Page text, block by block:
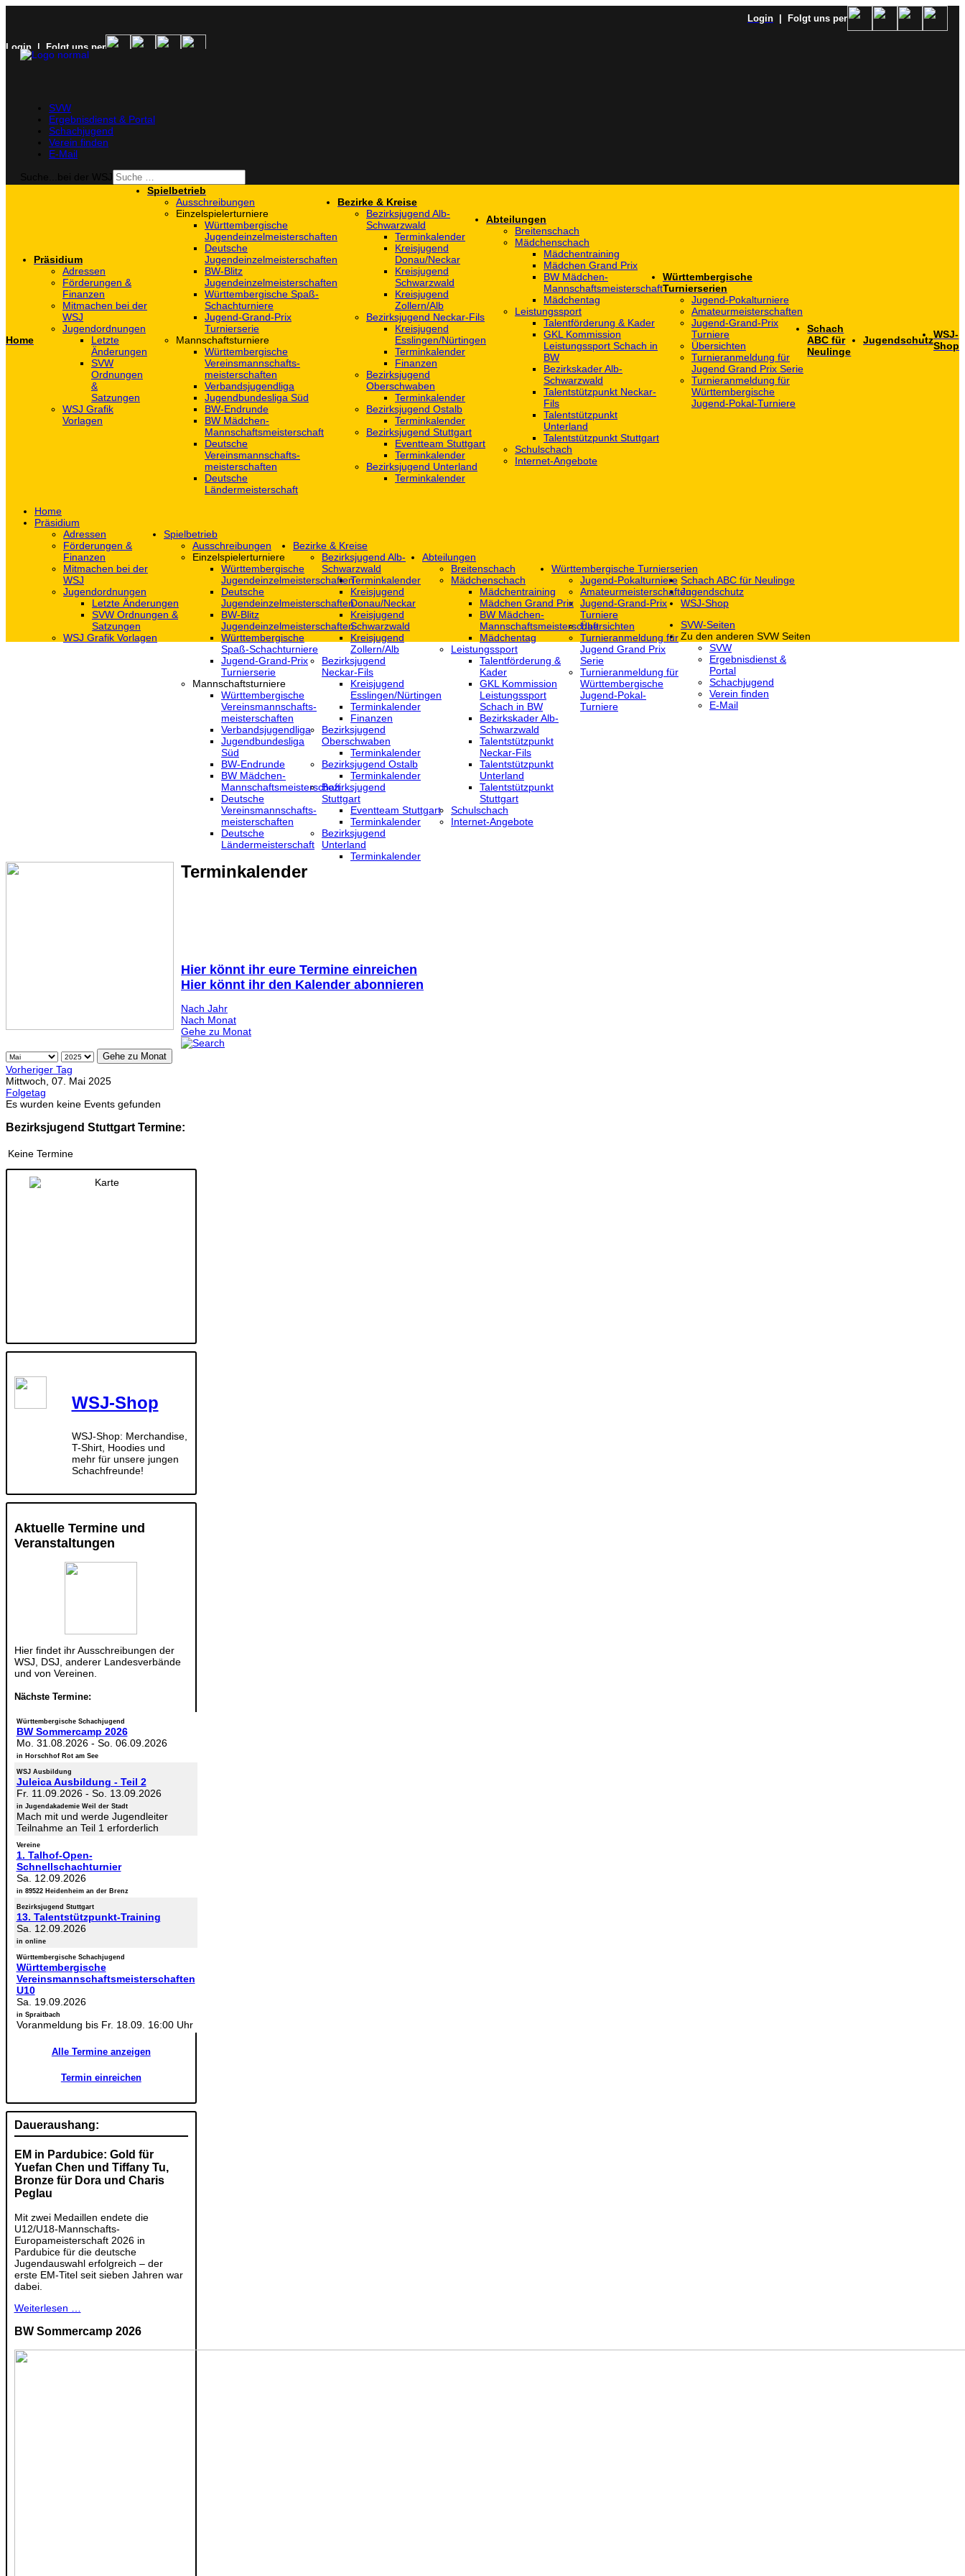
Login | Folgt uns per
Login | Folgt uns per
SVW
Ergebnisdienst & Portal
Schachjugend
Verein finden
E-Mail
Home
Präsidium
Adressen
Förderungen &
Finanzen
Mitmachen bei der
WSJ
Jugendordnungen
Letzte
Änderungen
SVW
Ordnungen
&
Satzungen
WSJ Grafik
Vorlagen
Spielbetrieb
Ausschreibungen
Einzelspielerturniere
Württembergische
Jugendeinzelmeisterschaften
Deutsche
Jugendeinzelmeisterschaften
BW-Blitz
Jugendeinzelmeisterschaften
Württembergische Spaß-
Schachturniere
Jugend-Grand-Prix
Turnierserie
Mannschaftsturniere
Württembergische
Vereinsmannschafts-
meisterschaften
Verbandsjugendliga
Jugendbundesliga Süd
BW-Endrunde
BW Mädchen-
Mannschaftsmeisterschaft
Deutsche
Vereinsmannschafts-
meisterschaften
Deutsche
Ländermeisterschaft
Bezirke & Kreise
Bezirksjugend Alb-
Schwarzwald
Terminkalender
Kreisjugend
Donau/Neckar
Kreisjugend
Schwarzwald
Kreisjugend
Zollern/Alb
Bezirksjugend Neckar-Fils
Kreisjugend
‎Esslingen/Nürtingen
Terminkalender
Finanzen
Bezirksjugend
Oberschwaben
Terminkalender
Bezirksjugend Ostalb
Terminkalender
Bezirksjugend Stuttgart
‎Eventteam Stuttgart
Terminkalender
Bezirksjugend Unterland
Terminkalender
Abteilungen
Breitenschach
Mädchenschach
Mädchentraining
Mädchen Grand Prix
BW Mädchen-
Mannschaftsmeisterschaft
Mädchentag
Leistungssport
Talentförderung & Kader
GKL Kommission
Leistungssport Schach in
BW
Bezirkskader Alb-
Schwarzwald
Talentstützpunkt Neckar-
Fils
Talentstützpunkt
Unterland
Talentstützpunkt Stuttgart
Schulschach
Internet-Angebote
Württembergische
Turnierserien
Jugend-Pokalturniere
Amateurmeisterschaften
Jugend-Grand-Prix
Turniere
Übersichten
Turnieranmeldung für
Jugend Grand Prix Serie
Turnieranmeldung für
Württembergische
Jugend-Pokal-Turniere
Schach
ABC für
Neulinge
JugendschutzWSJ-
Shop
Home
Präsidium
Adressen
Förderungen &
Finanzen
Mitmachen bei der
WSJ
Jugendordnungen
Letzte Änderungen
SVW Ordnungen &
Satzungen
WSJ Grafik Vorlagen
Spielbetrieb
Ausschreibungen
Einzelspielerturniere
Württembergische
Jugendeinzelmeisterschaften
Deutsche
Jugendeinzelmeisterschaften
BW-Blitz
Jugendeinzelmeisterschaften
Württembergische
Spaß-Schachturniere
Jugend-Grand-Prix
Turnierserie
Mannschaftsturniere
Württembergische
Vereinsmannschafts-
meisterschaften
Verbandsjugendliga
Jugendbundesliga
Süd
BW-Endrunde
BW Mädchen-
Mannschaftsmeisterschaft
Deutsche
Vereinsmannschafts-
meisterschaften
Deutsche
Ländermeisterschaft
Bezirke & Kreise
Bezirksjugend Alb-
Schwarzwald
Terminkalender
Kreisjugend
Donau/Neckar
Kreisjugend
Schwarzwald
Kreisjugend
Zollern/Alb
Bezirksjugend
Neckar-Fils
Kreisjugend
‎Esslingen/Nürtingen
Terminkalender
Finanzen
Bezirksjugend
Oberschwaben
Terminkalender
Bezirksjugend Ostalb
Terminkalender
Bezirksjugend
Stuttgart
‎Eventteam Stuttgart
Terminkalender
Bezirksjugend
Unterland
Terminkalender
Abteilungen
Breitenschach
Mädchenschach
Mädchentraining
Mädchen Grand Prix
BW Mädchen-
Mannschaftsmeisterschaft
Mädchentag
Leistungssport
Talentförderung &
Kader
GKL Kommission
Leistungssport
Schach in BW
Bezirkskader Alb-
Schwarzwald
Talentstützpunkt
Neckar-Fils
Talentstützpunkt
Unterland
Talentstützpunkt
Stuttgart
Schulschach
Internet-Angebote
Württembergische Turnierserien
Jugend-Pokalturniere
Amateurmeisterschaften
Jugend-Grand-Prix
Turniere
Übersichten
Turnieranmeldung für
Jugend Grand Prix
Serie
Turnieranmeldung für
Württembergische
Jugend-Pokal-
Turniere
Schach ABC für Neulinge
Jugendschutz
WSJ-Shop
SVW-Seiten
Zu den anderen SVW Seiten
SVW
Ergebnisdienst &
Portal
Schachjugend
Verein finden
E-Mail
Terminkalender
Hier könnt ihr eure Termine einreichen
Hier könnt ihr den Kalender abonnieren
Nach Jahr
Nach Monat
Gehe zu Monat
Gehe zu Monat
Vorheriger Tag
Mittwoch, 07. Mai 2025
Folgetag
Es wurden keine Events gefunden
Bezirksjugend Stuttgart Termine:
Keine Termine
WSJ-Shop
WSJ-Shop: Merchandise,
T-Shirt, Hoodies und
mehr für unsere jungen
Schachfreunde!
Aktuelle Termine und
Veranstaltungen
Hier findet ihr Ausschreibungen der
WSJ, DSJ, anderer Landesverbände
und von Vereinen.
Nächste Termine:
Württembergische Schachjugend
BW Sommercamp 2026
Mo. 31.08.2026- So. 06.09.2026
in Horschhof Rot am See
WSJ Ausbildung
Juleica Ausbildung - Teil 2
Fr. 11.09.2026- So. 13.09.2026
in Jugendakademie Weil der Stadt
Mach mit und werde Jugendleiter
Teilnahme an Teil 1 erforderlich
Vereine
1. Talhof-Open-
Schnellschachturnier
Sa. 12.09.2026
in 89522 Heidenheim an der Brenz
Bezirksjugend Stuttgart
13. Talentstützpunkt-Training
Sa. 12.09.2026
in online
Württembergische Schachjugend
Württembergische
Vereinsmannschaftsmeisterschaften
U10
Sa. 19.09.2026
in Spraitbach
Voranmeldung bis Fr. 18.09. 16:00 Uhr
Alle Termine anzeigen
Termin einreichen
Daueraushang:
EM in Pardubice: Gold für
Yuefan Chen und Tiffany Tu,
Bronze für Dora und Charis
Peglau
Mit zwei Medaillen endete die
U12/U18-Mannschafts-
Europameisterschaft 2026 in
Pardubice für die deutsche
Jugendauswahl erfolgreich – der
erste EM-Titel seit sieben Jahren war
dabei.
Weiterlesen …
BW Sommercamp 2026